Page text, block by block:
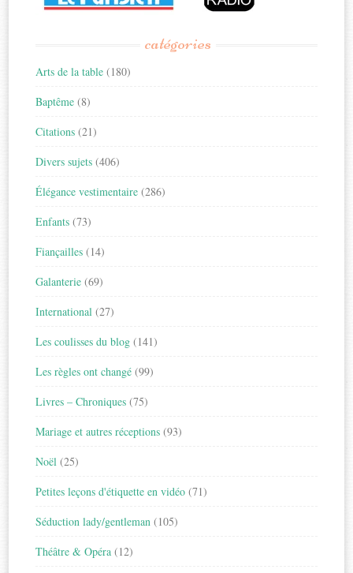
catégories
Arts de la table (180)
Baptême (8)
Citations (21)
Divers sujets (406)
Élégance vestimentaire (286)
Enfants (73)
Fiançailles (14)
Galanterie (69)
International (27)
Les coulisses du blog (141)
Les règles ont changé (99)
Livres – Chroniques (75)
Mariage et autres réceptions (93)
Noël (25)
Petites leçons d'étiquette en vidéo (71)
Séduction lady/gentleman (105)
Théâtre & Opéra (12)